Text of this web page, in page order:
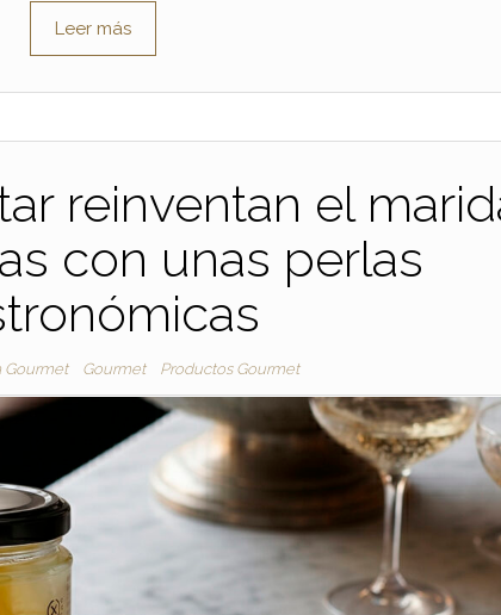
Leer más
reinventan el
con unas perlas
Gourmet Gourmet Productos Gourmet